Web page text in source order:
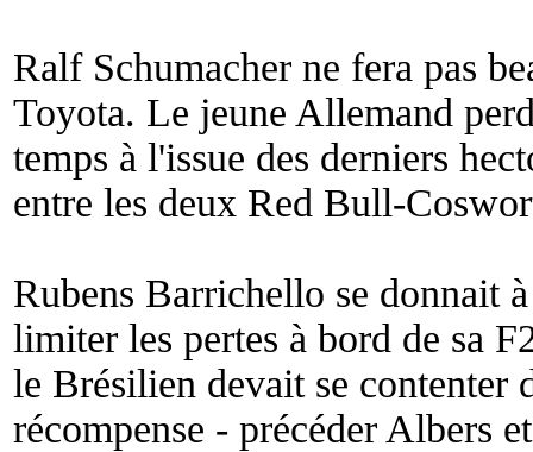
Ralf Schumacher ne fera pas
Toyota. Le jeune Allemand
temps à l'issue des derniers
entre les deux Red Bull-
Rubens Barrichello se donnait
limiter les pertes à bord de sa
le Brésilien devait se contenter
récompense - précéder Albers